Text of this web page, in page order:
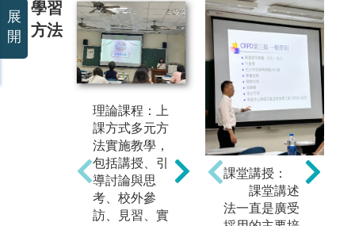
學習
方法
理論課程：上
課方式多元方
法實施教學，
包括講授、引
導討論與思
考、校外參
訪、見習、實
實務演練：進
入幼兒園進行
觀察、見習、
試教及營隊活
動，親身體驗
教學現場運作
與師生互動，
課堂講授：
課堂講述
法一直是廣受
展
開